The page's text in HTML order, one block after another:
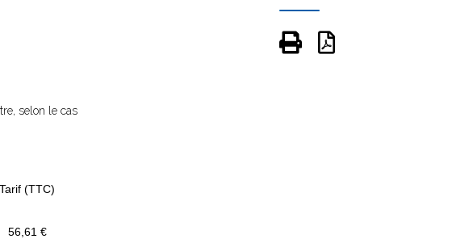
selon le cas
Tarif (TTC)
56,61 €